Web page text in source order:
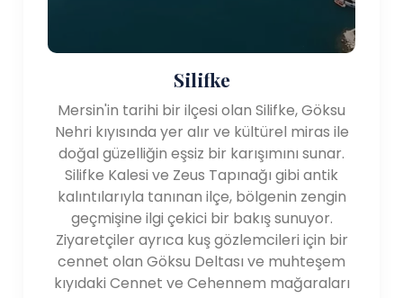
Silifke
Mersin'in tarihi bir ilçesi olan Silifke, Göksu
Nehri kıyısında yer alır ve kültürel miras ile
doğal güzelliğin eşsiz bir karışımını sunar.
Silifke Kalesi ve Zeus Tapınağı gibi antik
kalıntılarıyla tanınan ilçe, bölgenin zengin
geçmişine ilgi çekici bir bakış sunuyor.
Ziyaretçiler ayrıca kuş gözlemcileri için bir
cennet olan Göksu Deltası ve muhteşem
kıyıdaki Cennet ve Cehennem mağaraları